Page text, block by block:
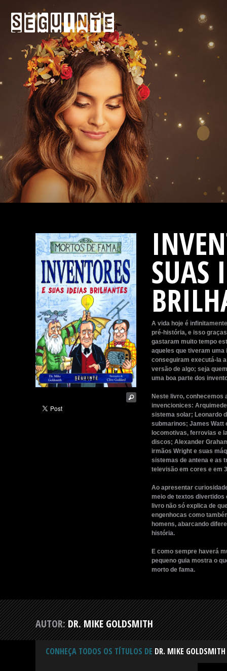
SUAS
A vida hoje é
pré-história, e isso
gastaram muito tempo
aqueles que tiveram uma
conseguiram executá-la
versão de algo; seja
uma boa parte dos
Neste livro, conhecemos
invencionices:
sistema solar; Leonardo
submarinos; James Watt
locomotivas, ferrovias e
discos; Alexander
irmãos Wright e suas
sistemas de antena e as
televisão em cores e em
Ao apresentar
meio de textos divertidos
livro não só explica de
engenhocas como
homens, abarcando
história.
E como sempre haverá
pequeno guia mostra o
morto de fama.
AUTOR:DR. MIKE GOLDSMITH
CONHEÇA TODOS OS TÍTULOS DE DR. MIKE GOLDSMITH